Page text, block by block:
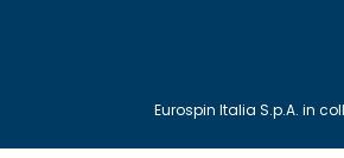
Eurospin Italia S.p.A. in